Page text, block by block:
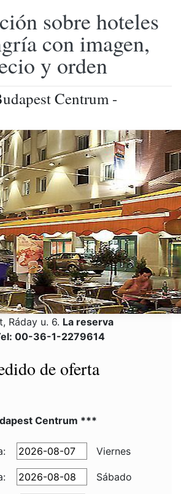
sobre hoteles
con imagen,
y orden
Centrum -
Ráday u. 6. La reserva
00-36-1-2279614
de oferta
Centrum ***
Viernes
Sábado